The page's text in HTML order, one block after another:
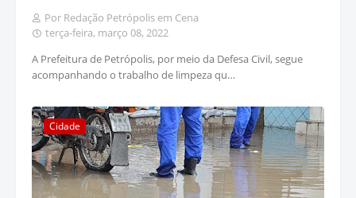
Por Redação Petrópolis em Cena
terça-feira, março 08, 2022
A Prefeitura de Petrópolis, por meio da Defesa Civil, segue
acompanhando o trabalho de limpeza qu…
Cidade